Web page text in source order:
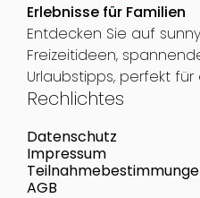
Erlebnisse für Familien
Entdecken Sie auf
Freizeitideen,
Urlaubstipps, perfekt für
Rechlichtes
Datenschutz
Impressum
AGB